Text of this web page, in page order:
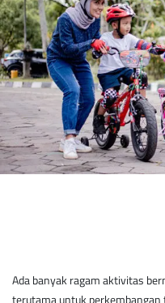
Ada banyak ragam aktivitas
terutama untuk